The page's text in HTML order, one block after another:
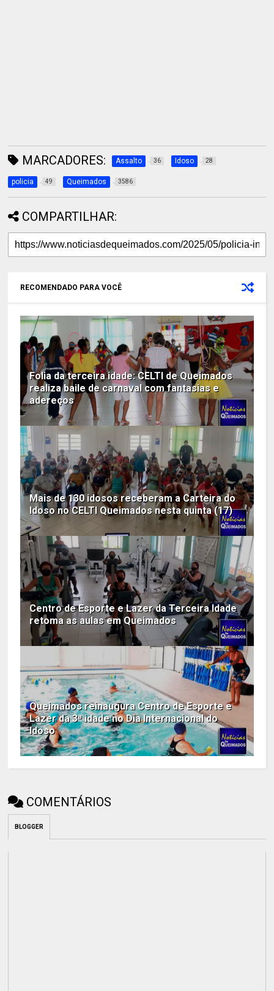
MARCADORES: Assalto 36 Idoso 28
policia 49 Queimados 3586
COMPARTILHAR:
RECOMENDADO PARA VOCÊ
Folia da terceira idade: CELTI de Queimados
realiza baile de carnaval com fantasias e
adereços
Mais de 130 idosos receberam a Carteira do
Idoso no CELTI Queimados nesta quinta (17)
Centro de Esporte e Lazer da Terceira Idade
retoma as aulas em Queimados
Queimados reinaugura Centro de Esporte e
Lazer da 3ª idade no Dia Internacional do
Idoso
COMENTÁRIOS
BLOGGER